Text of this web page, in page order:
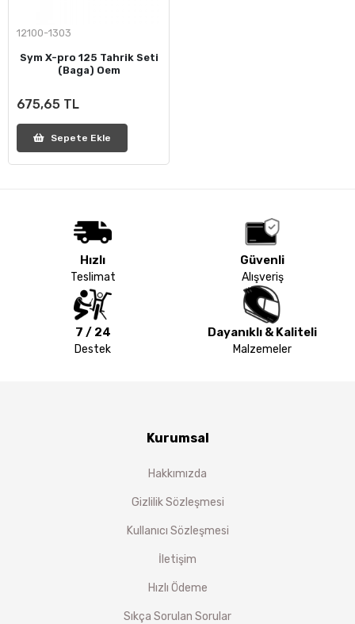
12100-1303
Sym X-pro 125 Tahrik Seti
(Baga) Oem
675,65 TL
Sepete Ekle
Hızlı
Teslimat
Güvenli
Alışveriş
7 / 24
Destek
Dayanıklı & Kaliteli
Malzemeler
Kurumsal
Hakkımızda
Gizlilik Sözleşmesi
Kullanıcı Sözleşmesi
İletişim
Hızlı Ödeme
Sıkça Sorulan Sorular